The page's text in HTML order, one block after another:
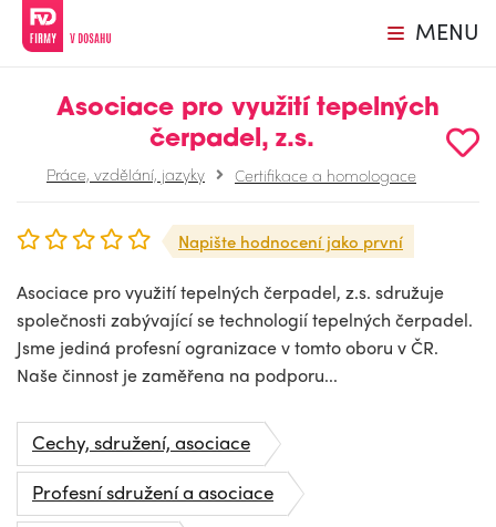
MENU
Asociace pro využití tepelných
čerpadel, z.s.
Práce, vzdělání, jazyky Certifikace a homologace
Napište hodnocení jako první
Asociace pro využití tepelných čerpadel, z.s. sdružuje
společnosti zabývající se technologií tepelných čerpadel.
Jsme jediná profesní ogranizace v tomto oboru v ČR.
Naše činnost je zaměřena na podporu...
Cechy, sdružení, asociace
Profesní sdružení a asociace